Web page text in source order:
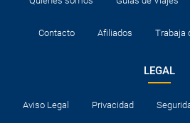
Contacto Afiliados Trabaja
LEGAL
Aviso Legal Privacidad